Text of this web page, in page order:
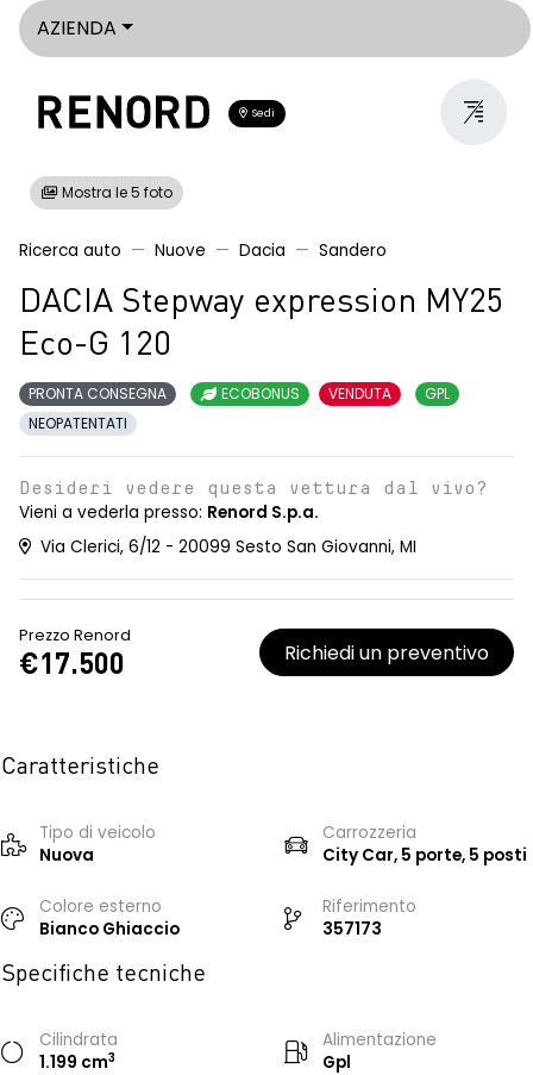
AZIENDA
Sedi
Mostra le 5 foto
Ricerca auto Nuove Dacia Sandero
DACIA Stepway expression MY25
Eco-G 120
PRONTA CONSEGNA ECOBONUS VENDUTA
GPL
NEOPATENTATI
Desideri vedere questa vettura dal vivo?
Vieni a vederla presso: Renord S.p.a.
Via Clerici, 6/12 - 20099 Sesto San Giovanni, MI
Prezzo Renord
€17.500 Richiedi un preventivo
Caratteristiche
Tipo di veicolo
Nuova
Carrozzeria
City Car, 5 porte, 5 posti
Colore esterno
Bianco Ghiaccio
Riferimento
357173
Specifiche tecniche
Cilindrata
1.199 cm3
Alimentazione
Gpl